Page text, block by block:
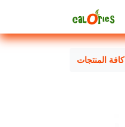
كافة المنتجات